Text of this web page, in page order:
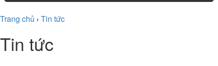
Trang chủ › Tin tức
Tin tức